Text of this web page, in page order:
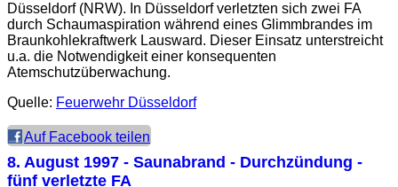
Düsseldorf (NRW). In Düsseldorf verletzten sich zwei FA
durch Schaumaspiration während eines Glimmbrandes im
Braunkohlekraftwerk Lausward. Dieser Einsatz unterstreicht
u.a. die Notwendigkeit einer konsequenten
Atemschutzüberwachung.
Quelle: Feuerwehr Düsseldorf
Auf Facebook teilen
8. August 1997 - Saunabrand - Durchzündung -
fünf verletzte FA